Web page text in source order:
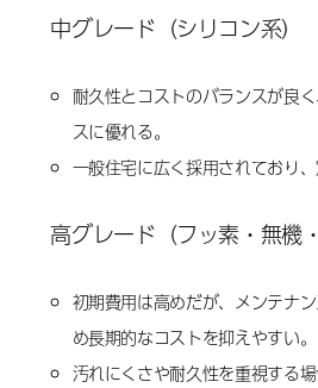
中グレード（シリコン系）
耐久性とコストのバランスが良
スに優れる。
一般住宅に広く採用されており、
高グレード（フッ素・無機
初期費用は高めだが、メンテナ
め長期的なコストを抑えやすい。
汚れにくさや耐久性を重視する場